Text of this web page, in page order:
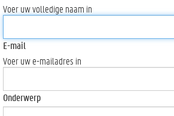
Voer uw volledige naam in
E-mail
Voer uw e-mailadres in
Onderwerp